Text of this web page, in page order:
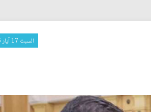
السبت 17 آيار 2025